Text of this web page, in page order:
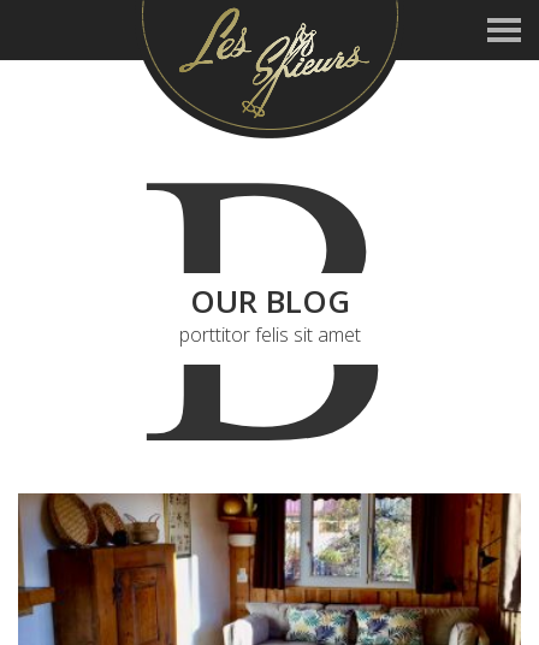
B
OUR BLOG
porttitor felis sit amet